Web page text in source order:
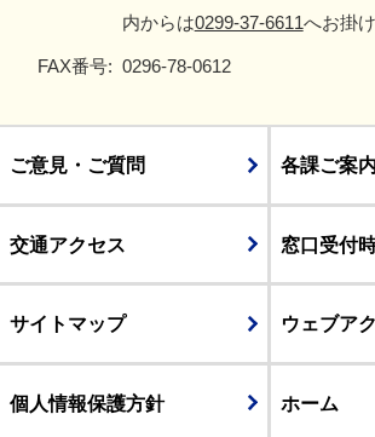
内からは0299-37-6611へお掛
FAX番号: 0296-78-0612
ご意見・ご質問 各課ご案内
交通アクセス 窓口受付
サイトマップ ウェブア
個人情報保護方針 ホーム